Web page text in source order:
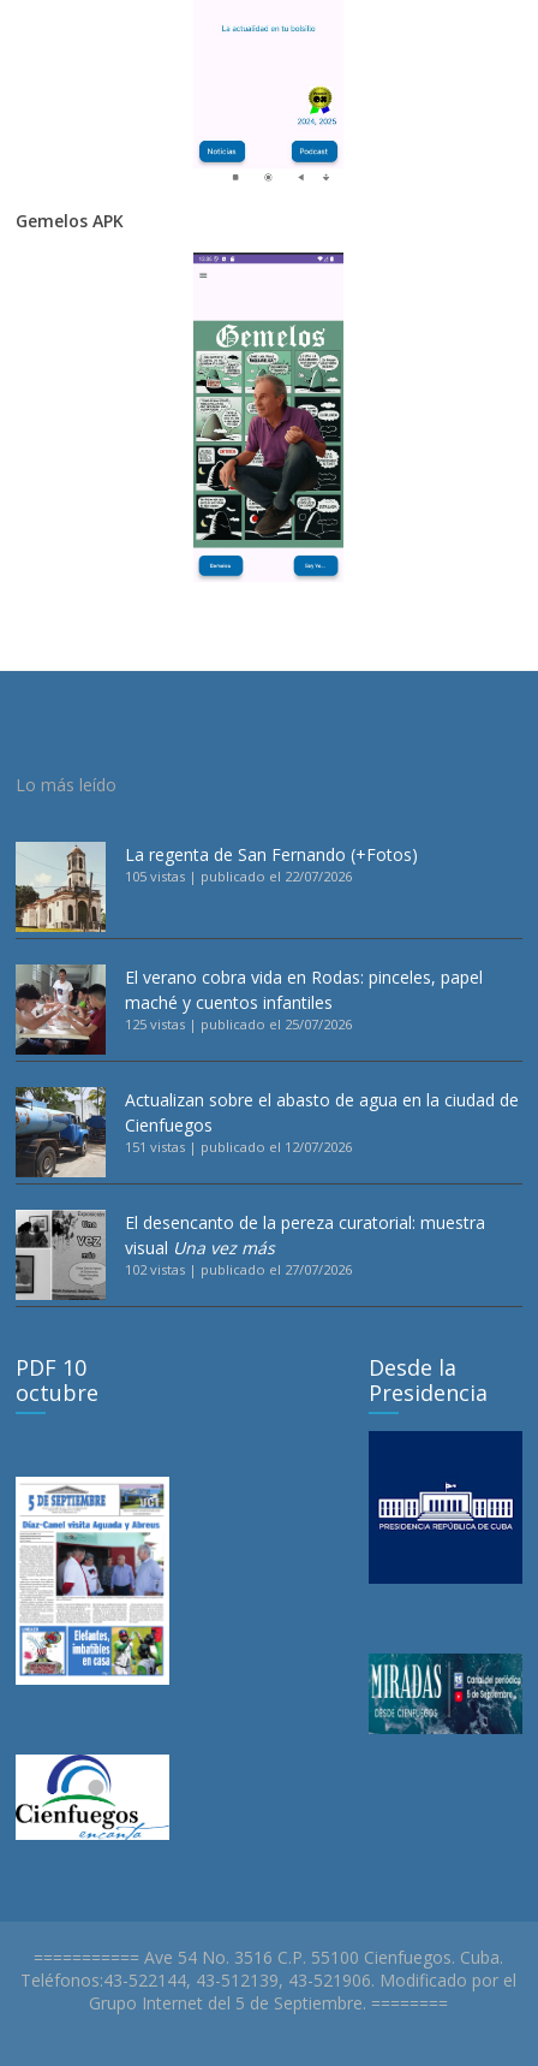
Gemelos APK
Lo más leído
La regenta de San Fernando (+Fotos)
105 vistas | publicado el 22/07/2026
El verano cobra vida en Rodas: pinceles, papel
maché y cuentos infantiles
125 vistas | publicado el 25/07/2026
Actualizan sobre el abasto de agua en la ciudad de
Cienfuegos
151 vistas | publicado el 12/07/2026
El desencanto de la pereza curatorial: muestra
visual Una vez más
102 vistas | publicado el 27/07/2026
PDF 10
octubre
Desde la
Presidencia
=========== Ave 54 No. 3516 C.P. 55100 Cienfuegos. Cuba.
Teléfonos:43-522144, 43-512139, 43-521906. Modificado por el
Grupo Internet del 5 de Septiembre. ========